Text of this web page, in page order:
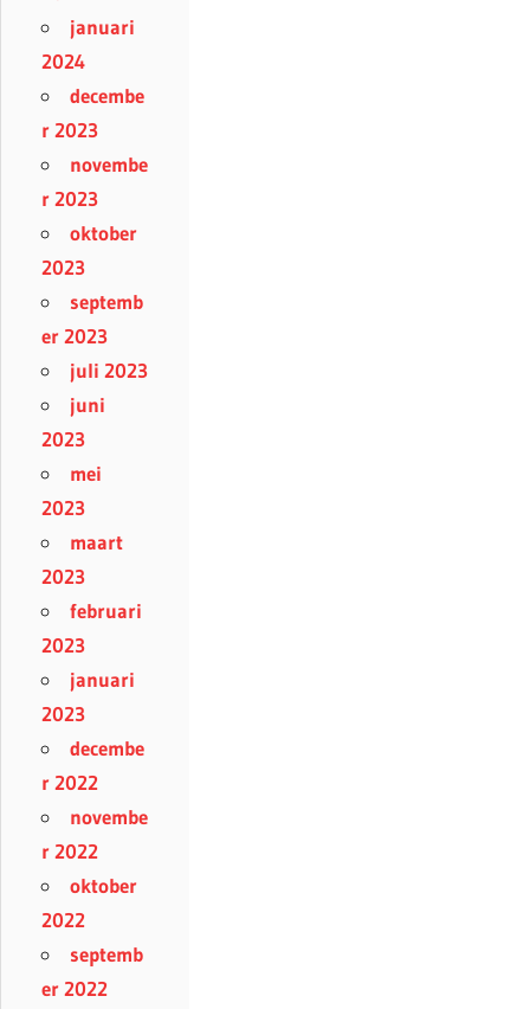
januari
2024
decembe
r 2023
novembe
r 2023
oktober
2023
septemb
er 2023
juli 2023
juni
2023
mei
2023
maart
2023
februari
2023
januari
2023
decembe
r 2022
novembe
r 2022
oktober
2022
septemb
er 2022